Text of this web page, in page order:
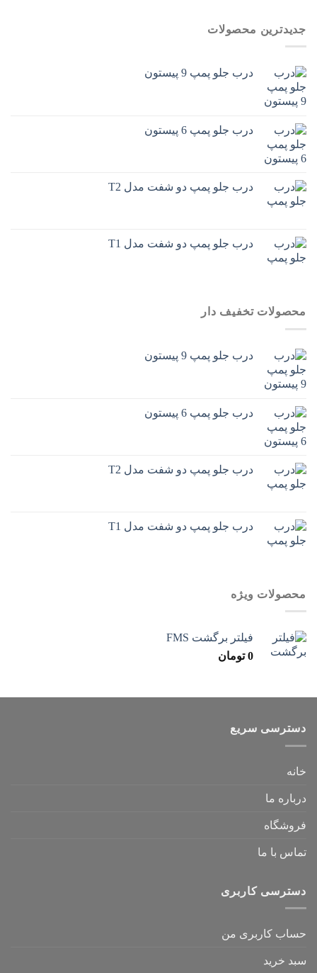
جدیدترین محصولات
درب جلو پمپ 9 پیستون
درب جلو پمپ 6 پیستون
درب جلو پمپ دو شفت مدل T2
درب جلو پمپ دو شفت مدل T1
محصولات تخفیف دار
درب جلو پمپ 9 پیستون
درب جلو پمپ 6 پیستون
درب جلو پمپ دو شفت مدل T2
درب جلو پمپ دو شفت مدل T1
محصولات ویژه
فیلتر برگشت FMS
0 تومان
دسترسی سریع
خانه
درباره ما
فروشگاه
تماس با ما
دسترسی کاربری
حساب کاربری من
سبد خرید